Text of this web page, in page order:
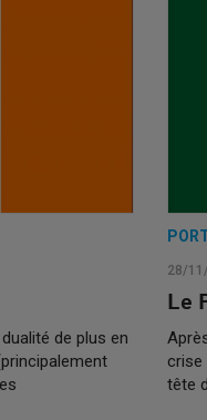
de plus en
28/
Le
crise
tête